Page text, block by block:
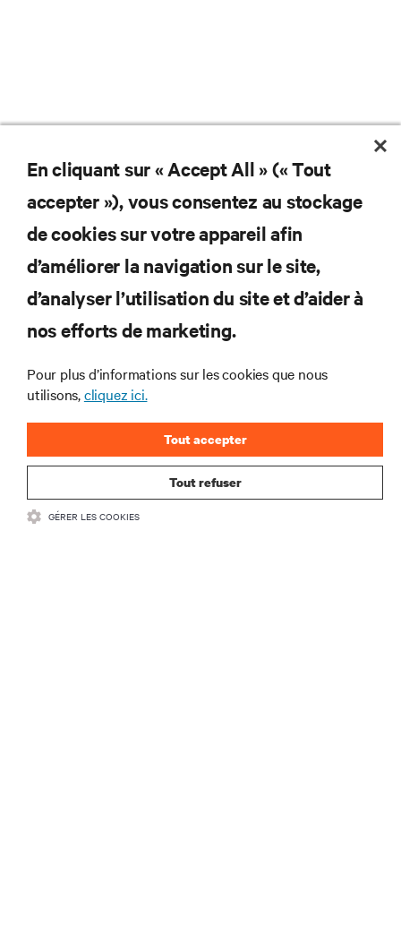
Ne manquez jamais une
offre
Joignez-vous à notre liste de diffusion
pour recevoir les dernières nouvelles sur
les produits et les mises à jour du
secteur de Vertiv.
En cliquant sur « Accept All » (« Tout
accepter »), vous consentez au stockage
de cookies sur votre appareil afin
d’améliorer la navigation sur le site,
d’analyser l’utilisation du site et d’aider à
nos efforts de marketing.
Pour plus d’informations sur les cookies que nous
utilisons,cliquez ici.
Tout refuser
Tout accepter
GÉRER LES COOKIES